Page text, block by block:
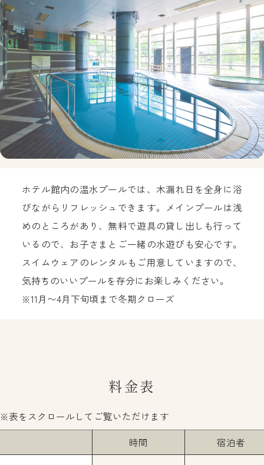
ホテル館内の温水プールでは、木漏れ日を全身に浴
びながらリフレッシュできます。メインプールは浅
めのところがあり、無料で遊具の貸し出しも行って
いるので、お子さまとご一緒の水遊びも安心です。
スイムウェアのレンタルもご用意していますので、
気持ちのいいプールを存分にお楽しみください。
※11月〜4月下旬頃まで冬期クローズ
料金表
時間 宿泊者